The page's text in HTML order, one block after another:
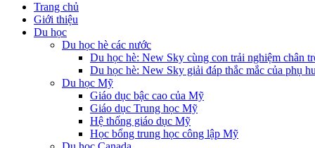
Trang chủ
Giới thiệu
Du học
Du học hè các nước
Du học hè: New Sky cùng con trải nghiệm chân
Du học hè: New Sky giải đáp thắc mắc của phụ
Du học Mỹ
Giáo dục bậc cao của Mỹ
Giáo dục Trung học Mỹ
Hệ thống giáo dục Mỹ
Học bổng trung học công lập Mỹ